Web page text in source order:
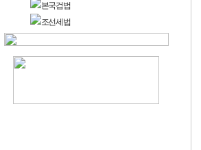
본국검법
조선세법